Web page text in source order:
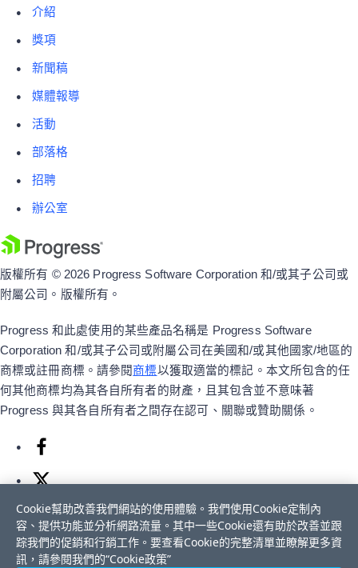
介紹
獎項
新聞稿
媒體報導
活動
部落格
招聘
辦公室
版權所有 © 2026 Progress Software Corporation 和/或其子公司或
附屬公司。版權所有。
Progress 和此處使用的某些產品名稱是 Progress Software
Corporation 和/或其子公司或附屬公司在美國和/或其他國家/地區的
商標或註冊商標。請參閱商標以獲取適當的標記。本文所包含的任
何其他商標均為其各自所有者的財產，且其包含並不意味著
Progress 與其各自所有者之間存在認可、關聯或贊助關係。
Cookie幫助改善我們網站的使用體驗。我們使用Cookie定制內
容、提供功能並分析網路流量。其中一些Cookie還有助於改善並跟
踪我們的促銷和行銷工作。要查看Cookie的完整清單並瞭解更多資
訊，請參閱我們的“Cookie政策”